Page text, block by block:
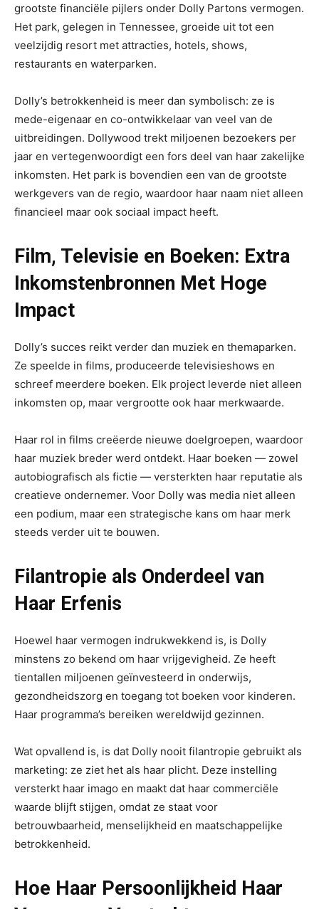
grootste financiële pijlers onder Dolly Partons vermogen.
Het park, gelegen in Tennessee, groeide uit tot een
veelzijdig resort met attracties, hotels, shows,
restaurants en waterparken.
Dolly’s betrokkenheid is meer dan symbolisch: ze is
mede-eigenaar en co-ontwikkelaar van veel van de
uitbreidingen. Dollywood trekt miljoenen bezoekers per
jaar en vertegenwoordigt een fors deel van haar zakelijke
inkomsten. Het park is bovendien een van de grootste
werkgevers van de regio, waardoor haar naam niet alleen
financieel maar ook sociaal impact heeft.
Film, Televisie en Boeken: Extra
Inkomstenbronnen Met Hoge
Impact
Dolly’s succes reikt verder dan muziek en themaparken.
Ze speelde in films, produceerde televisieshows en
schreef meerdere boeken. Elk project leverde niet alleen
inkomsten op, maar vergrootte ook haar merkwaarde.
Haar rol in films creëerde nieuwe doelgroepen, waardoor
haar muziek breder werd ontdekt. Haar boeken — zowel
autobiografisch als fictie — versterkten haar reputatie als
creatieve ondernemer. Voor Dolly was media niet alleen
een podium, maar een strategische kans om haar merk
steeds verder uit te bouwen.
Filantropie als Onderdeel van
Haar Erfenis
Hoewel haar vermogen indrukwekkend is, is Dolly
minstens zo bekend om haar vrijgevigheid. Ze heeft
tientallen miljoenen geïnvesteerd in onderwijs,
gezondheidszorg en toegang tot boeken voor kinderen.
Haar programma’s bereiken wereldwijd gezinnen.
Wat opvallend is, is dat Dolly nooit filantropie gebruikt als
marketing: ze ziet het als haar plicht. Deze instelling
versterkt haar imago en maakt dat haar commerciële
waarde blijft stijgen, omdat ze staat voor
betrouwbaarheid, menselijkheid en maatschappelijke
betrokkenheid.
Hoe Haar Persoonlijkheid Haar